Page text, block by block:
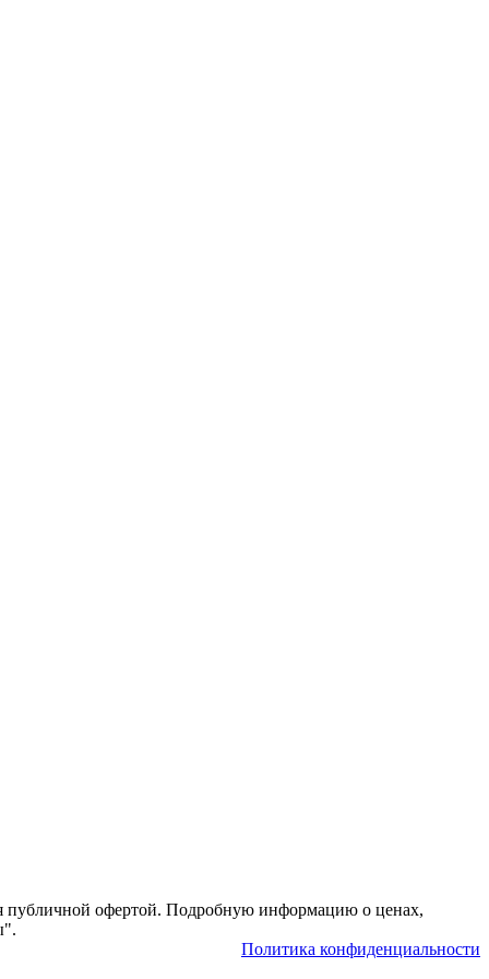
публичной офертой. Подробную информацию о ценах,
Политика конфиденциальности